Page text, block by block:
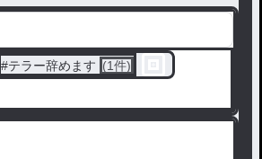
#テラー辞めます (1件)